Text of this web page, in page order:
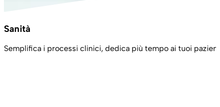
Sanità
Semplifica i processi clinici, dedica più tempo ai tuoi